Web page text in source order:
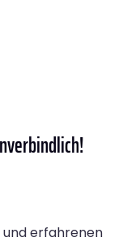
und erfahrenen